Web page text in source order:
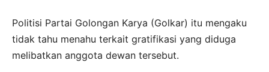
Politisi Partai Golongan Karya (Golkar) itu mengaku
tidak tahu menahu terkait gratifikasi yang diduga
melibatkan anggota dewan tersebut.